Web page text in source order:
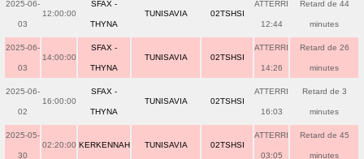
2025-06-
03
12:00:00
SFAX -
THYNA
TUNISAVIA 02TSHSI
ATTERRI
12:44
Retard de 44
minutes
2025-06-
03
14:00:00
SFAX -
THYNA
TUNISAVIA 02TSHSI
ATTERRI
14:26
Retard de 26
minutes
2025-06-
02
16:00:00
SFAX -
THYNA
TUNISAVIA 02TSHSI
ATTERRI
16:03
Retard de 3
minutes
2025-05-
30
02:20:00 KERKENNAH TUNISAVIA 02TSHSI
ATTERRI
03:05
Retard de 45
minutes